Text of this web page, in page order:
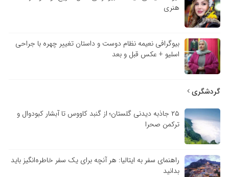
هنری
بیوگرافی نعیمه نظام دوست و داستان تغییر چهره با جراحی
اسلیو + عکس قبل و بعد
گردشگری
۲۵ جاذبه دیدنی گلستان؛ از گنبد کاووس تا آبشار کبودوال و
ترکمن صحرا
راهنمای سفر به ایتالیا: هر آنچه برای یک سفر خاطره‌انگیز باید
بدانید